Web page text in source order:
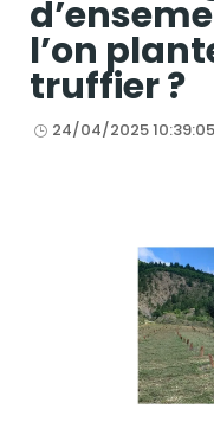
l’on
truffier ?
24/04/2025 10:39:05